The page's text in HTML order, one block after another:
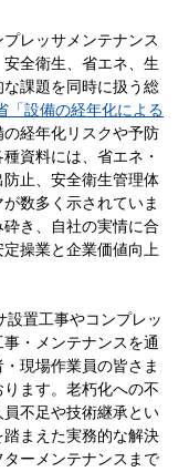
レッサメンテナンス
全衛生、省エネ、生
課題を同時に扱う総
「設備の経年化による
経年化リスクや予防
資料には、省エネ・
止、安全衛生管理体
数多く示されていま
き、自社の実情に合
操業と企業価値向上
設置工事やコンプレッ
・メンテナンスを通
現場作業員の皆さま
ます。老朽化への不
不足や技術継承とい
まえた実務的な解決
ーメンテナンスまで